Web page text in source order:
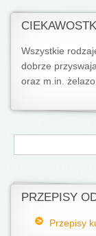
Wszystkie
dobrze
oraz m.in.
Formularz
Szukaj
PRZEPISY
Przepisy